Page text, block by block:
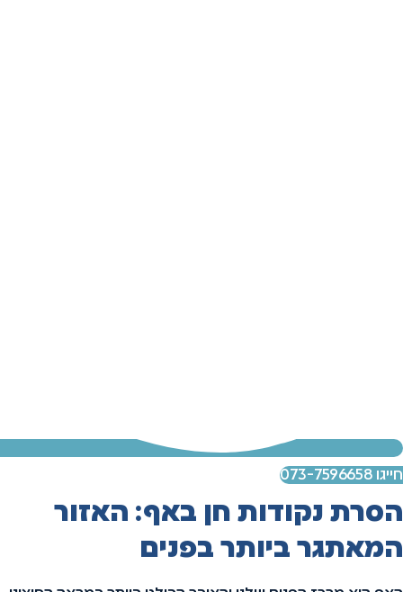
חייגו 073-7596658
הסרת נקודות חן באף: האזור
המאתגר ביותר בפנים